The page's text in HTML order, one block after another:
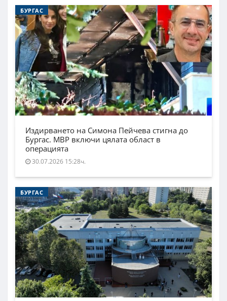
БУРГАС
Издирването на Симона Пейчева стигна до
Бургас. МВР включи цялата област в
операцията
30.07.2026 15:28ч.
БУРГАС